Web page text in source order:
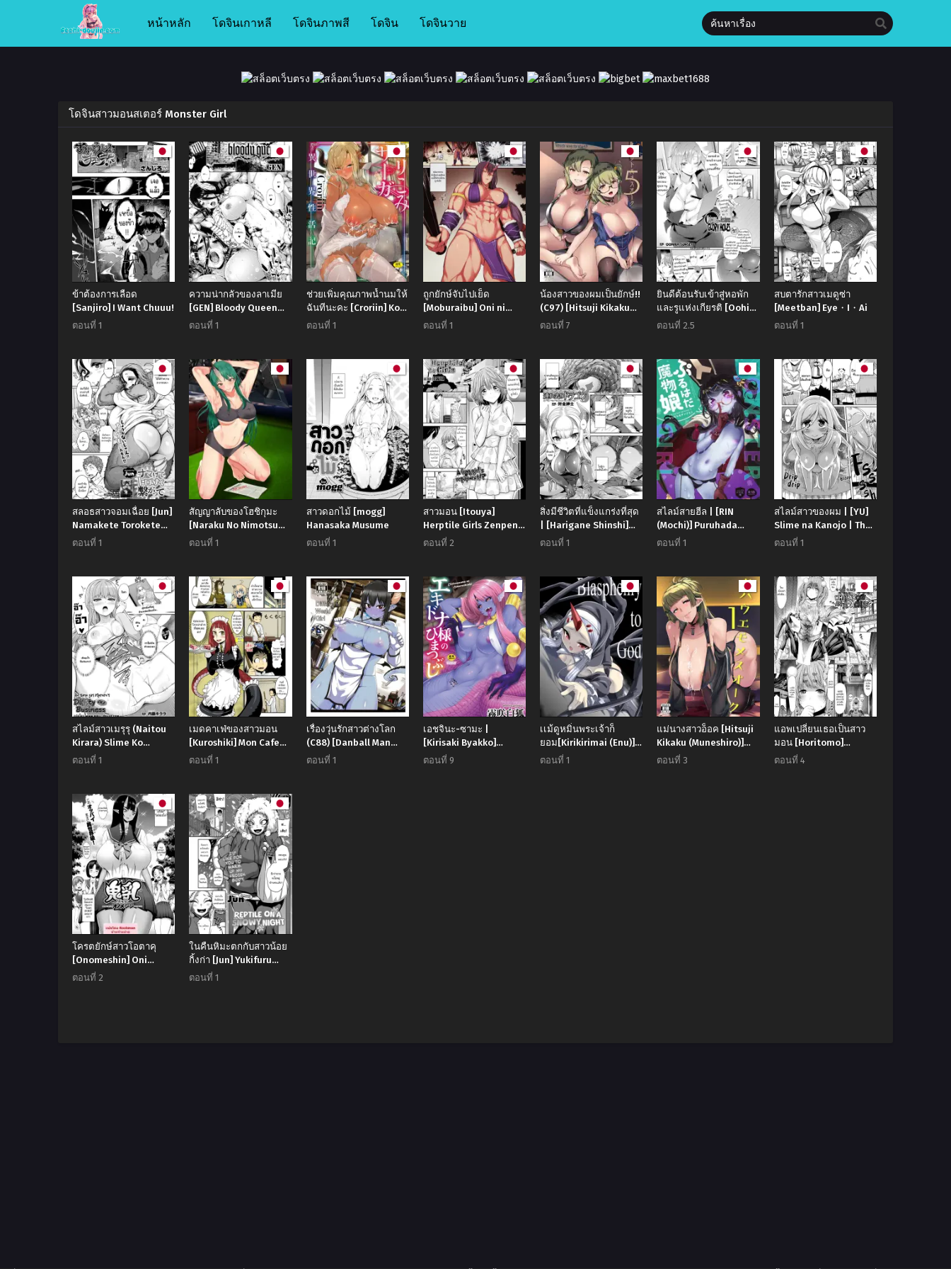
หน้าหลัก โดจินเกาหลี โดจินภาพสี โดจิน โดจินวาย
โดจินสาวมอนสเตอร์ Monster Girl
ข้าต้องการเลือด
[Sanjiro] I Want Chuuu!
ตอนที่ 1
ความน่ากลัวของลาเมีย
[GEN] Bloody Queen
(Monster Musume to
ตอนที่ 1
ช่วยเพิ่มคุณภาพน้ำนมให้
ฉันทีนะคะ [Croriin] Koi
Kankei
ตอนที่ 1
ถูกยักษ์จับไปเย็ด
[Moburaibu] Oni ni
Haiboku Shita
Hanashi
ตอนที่ 1
น้องสาวของผมเป็นยักษ์!!
(C97) [Hitsuji Kikaku
(Muneshiro)] Imouto
ตอนที่ 7
ยินดีต้อนรับเข้าสู่หอพัก
และรูแห่งเกียรติ [Oohira
Sunset] Kabeanatsuki
Residence with Glory
Holes
ตอนที่ 2.5
สบตารักสาวเมดูซ่า
[Meetban] Eye・I・Ai
ตอนที่ 1
สลอธสาวจอมเฉื่อย [Jun]
Namakete Torokete
Tsunagatte
ตอนที่ 1
สัญญาลับของโฮชิกุมะ
[Naraku No Nimotsu
(nabunabu)]
ตอนที่ 1
สาวดอกไม้ [mogg]
Hanasaka Musume
ตอนที่ 1
สาวมอน [Itouya]
Herptile Girls Zenpen
Herptile Girls
ตอนที่ 2
สิ่งมีชีวิตที่แข็งแกร่งที่สุด
| [Harigane Shinshi]
Tsuresari Dragon
ตอนที่ 1
สไลม์สายฮีล | [RIN
(Mochi)] Puruhada
Mamono Musume |
ตอนที่ 1
สไลม์สาวของผม | [YU]
Slime na Kanojo | The
Slime Girl (Monster
ตอนที่ 1
สไลม์สาวเมรุรุ (Naitou
Kirara) Slime Ko
Meruru no Ecchi na
ตอนที่ 1
เมดคาเฟ่ของสาวมอน
[Kuroshiki] Mon Cafe
Yori Ai o Kominute |
ตอนที่ 1
เรื่องวุ่นรักสาวต่างโลก
(C88) [Danball Man
(Nikuman Umeew)]
ตอนที่ 1
เอชจินะ-ซามะ |
[Kirisaki Byakko]
Echidna-sama no
ตอนที่ 9
เเม้ดูหมิ่นพระเจ้าก็
ยอม[Kirikirimai (Enu)]
Blasphemy to God
ตอนที่ 1
แม่นางสาวอ็อค [Hitsuji
Kikaku (Muneshiro)]
Hahaue mo Mesu Orc
ตอนที่ 3
แอพเปลี่ยนเธอเป็นสาว
มอน [Horitomo]
Monmusu Hentai Appli
ตอนที่ 4
โครตยักษ์สาวโอตาคุ
[Onomeshin] Oni
Chichi
ตอนที่ 2
ในคืนหิมะตกกับสาวน้อย
กิ้งก่า [Jun] Yukifuru
Yoru no Reptile Reptile
ตอนที่ 1